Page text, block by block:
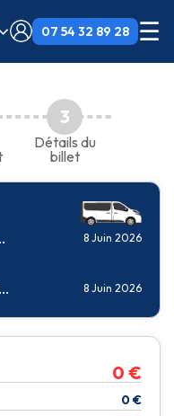
07 54 32 89 28 ☰
3
Détails du
billet
Rhône, France
8 Juin 2026
Nice, Alpes-Maritimes, France 8 Juin 2026
0 €
0€